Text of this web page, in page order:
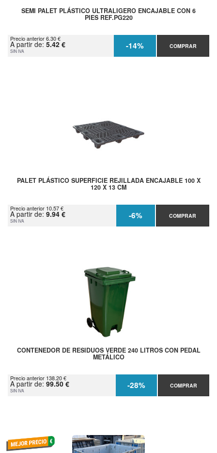
SEMI PALET PLÁSTICO ULTRALIGERO ENCAJABLE CON 6
PIES REF.PG220
Precio anterior 6.30 €
A partir de: 5.42 €
SIN IVA -14% COMPRAR
PALET PLÁSTICO SUPERFICIE REJILLADA ENCAJABLE 100 X
120 X 13 CM
Precio anterior 10.57 €
A partir de: 9.94 €
SIN IVA -6% COMPRAR
CONTENEDOR DE RESIDUOS VERDE 240 LITROS CON PEDAL
METÁLICO
Precio anterior 138.20 €
A partir de: 99.50 €
SIN IVA -28% COMPRAR